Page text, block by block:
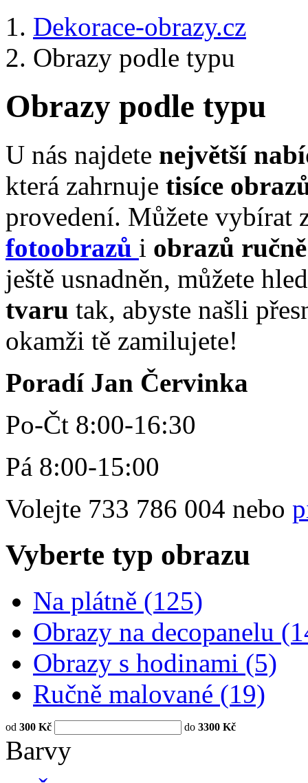
Dekorace-obrazy.cz
Obrazy podle typu
Obrazy podle typu
U nás najdete největší
která zahrnuje tisíce
provedení. Můžete vybírat
fotoobrazů i obrazů
ještě usnadněn, můžete
tvaru tak, abyste našli
okamži tě zamilujete!
Poradí Jan Červinka
Po-Čt 8:00-16:30
Pá 8:00-15:00
Volejte 733 786 004 nebo
Vyberte typ obrazu
Na plátně (125)
Obrazy na decopanelu
Obrazy s hodinami (5)
Ručně malované (19)
od 300 Kč do 3300 Kč
Barvy